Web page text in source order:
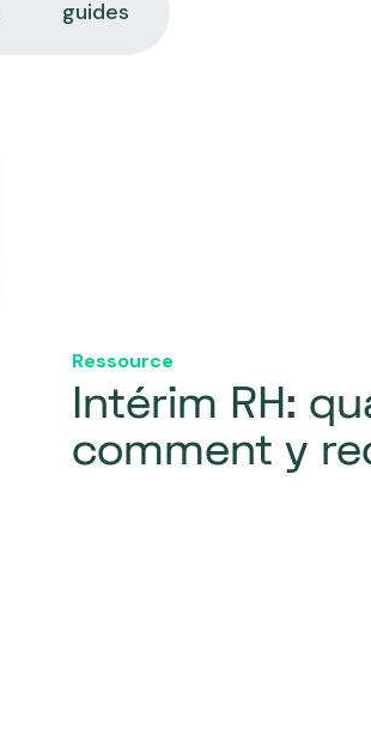
guides
Ressource
Intérim RH:
comment y